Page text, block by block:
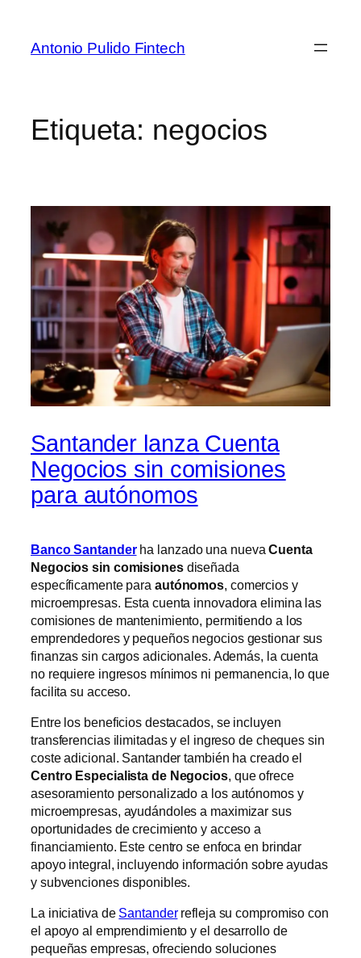
Antonio Pulido Fintech
Etiqueta: negocios
Santander lanza Cuenta
Negocios sin comisiones
para autónomos
Banco Santanderha lanzado una nuevaCuenta
Negocios sin comisionesdiseñada
específicamente para autónomos, comercios y
microempresas. Esta cuenta innovadora elimina las
comisiones de mantenimiento, permitiendo a los
emprendedores y pequeños negocios gestionar sus
finanzas sin cargos adicionales. Además, la cuenta
no requiere ingresos mínimos ni permanencia, lo que
facilita su acceso.
Entre los beneficios destacados, se incluyen
transferencias ilimitadas y el ingreso de cheques sin
coste adicional. Santander también ha creado el
Centro Especialista de Negocios, que ofrece
asesoramiento personalizado a los autónomos y
microempresas, ayudándoles a maximizar sus
oportunidades de crecimiento y acceso a
financiamiento. Este centro se enfoca en brindar
apoyo integral, incluyendo información sobre ayudas
y subvenciones disponibles.
La iniciativa de Santanderrefleja su compromiso con
el apoyo al emprendimiento y el desarrollo de
pequeñas empresas, ofreciendo soluciones